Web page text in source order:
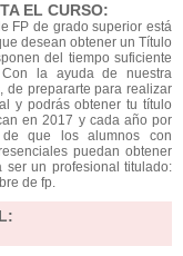
EL CURSO:
FP de grado superior está
desean obtener un Título
del tiempo suficiente
la ayuda de nuestra
de prepararte para realizar
y podrás obtener tu título
en 2017 y cada año por
de que los alumnos con
puedan obtener
ser un profesional titulado:
de fp.